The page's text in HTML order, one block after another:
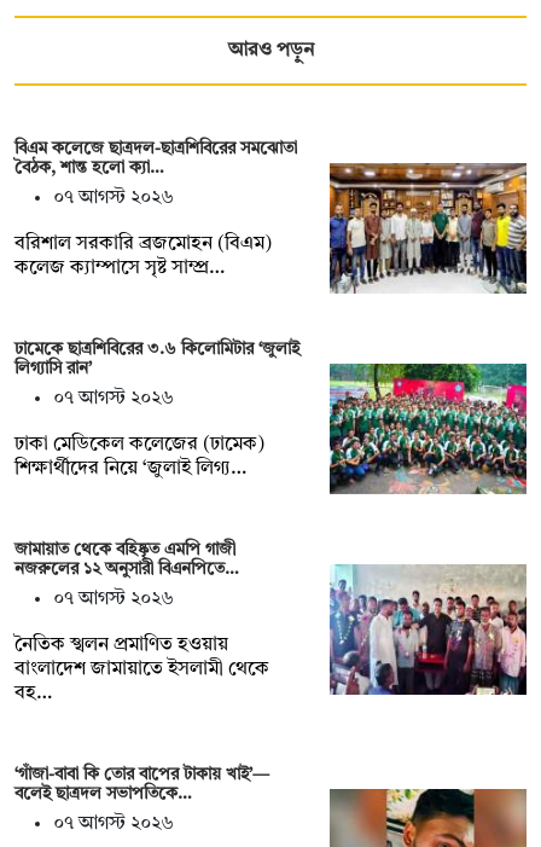
আরও পড়ুন
বিএম কলেজে ছাত্রদল-ছাত্রশিবিরের সমঝোতা
বৈঠক, শান্ত হলো ক্যা…
০৭ আগস্ট ২০২৬
বরিশাল সরকারি ব্রজমোহন (বিএম)
কলেজ ক্যাম্পাসে সৃষ্ট সাম্প্র…
ঢামেকে ছাত্রশিবিরের ৩.৬ কিলোমিটার ‘জুলাই
লিগ্যাসি রান’
০৭ আগস্ট ২০২৬
ঢাকা মেডিকেল কলেজের (ঢামেক)
শিক্ষার্থীদের নিয়ে ‘জুলাই লিগ্য…
জামায়াত থেকে বহিষ্কৃত এমপি গাজী
নজরুলের ১২ অনুসারী বিএনপিতে…
০৭ আগস্ট ২০২৬
নৈতিক স্খলন প্রমাণিত হওয়ায়
বাংলাদেশ জামায়াতে ইসলামী থেকে
বহ…
‘গাঁজা-বাবা কি তোর বাপের টাকায় খাই’—
বলেই ছাত্রদল সভাপতিকে…
০৭ আগস্ট ২০২৬